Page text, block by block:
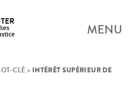
MENU
CLÉ> INTÉRÊT SUPÉRIEUR DE